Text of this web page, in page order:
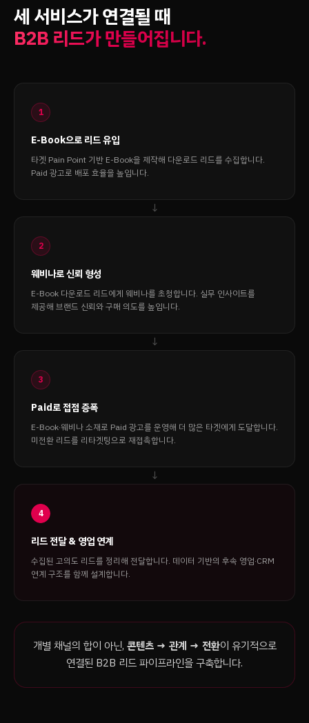
세 서비스가 연결될 때
B2B 리드가 만들어집니다.
1
E-Book으로 리드 유입
타겟 Pain Point 기반 E-Book을 제작해 다운로드 리드를 수집합니다.
Paid 광고로 배포 효율을 높입니다.
2
웨비나로 신뢰 형성
E-Book 다운로드 리드에게 웨비나를 초청합니다. 실무 인사이트를
제공해 브랜드 신뢰와 구매 의도를 높입니다.
3
Paid로 접점 증폭
E-Book·웨비나 소재로 Paid 광고를 운영해 더 많은 타겟에게 도달합니다.
미전환 리드를 리타겟팅으로 재접촉합니다.
4
리드 전달 & 영업 연계
수집된 고의도 리드를 정리해 전달합니다. 데이터 기반의 후속 영업·CRM
연계 구조를 함께 설계합니다.
개별 채널의 합이 아닌, 콘텐츠 → 관계 → 전환이 유기적으로
연결된 B2B 리드 파이프라인을 구축합니다.